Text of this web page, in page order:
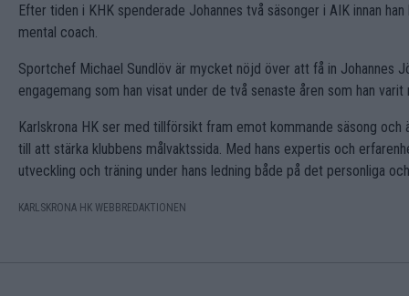
Efter tiden i KHK spenderade Johannes två säsonger i AIK innan
mental coach.
Sportchef Michael Sundlöv är mycket nöjd över att få in Johannes
engagemang som han visat under de två senaste åren som han varit
Karlskrona HK ser med tillförsikt fram emot kommande säsong
till att stärka klubbens målvaktssida. Med hans expertis och
utveckling och träning under hans ledning både på det personliga
KARLSKRONA HK WEBBREDAKTIONEN